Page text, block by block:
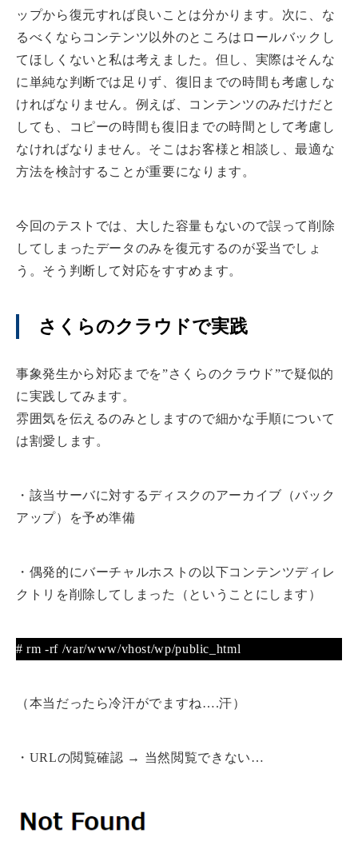
ップから復元すれば良いことは分かります。次に、な
るべくならコンテンツ以外のところはロールバックし
てほしくないと私は考えました。但し、実際はそんな
に単純な判断では足りず、復旧までの時間も考慮しな
ければなりません。例えば、コンテンツのみだけだと
しても、コピーの時間も復旧までの時間として考慮し
なければなりません。そこはお客様と相談し、最適な
方法を検討することが重要になります。
今回のテストでは、大した容量もないので誤って削除
してしまったデータのみを復元するのが妥当でしょ
う。そう判断して対応をすすめます。
さくらのクラウドで実践
事象発生から対応までを”さくらのクラウド”で疑似的
に実践してみます。
雰囲気を伝えるのみとしますので細かな手順について
は割愛します。
・該当サーバに対するディスクのアーカイブ（バック
アップ）を予め準備
・偶発的にバーチャルホストの以下コンテンツディレ
クトリを削除してしまった（ということにします）
# rm -rf /var/www/vhost/wp/public_html
（本当だったら冷汗がでますね….汗）
・URLの閲覧確認 → 当然閲覧できない…